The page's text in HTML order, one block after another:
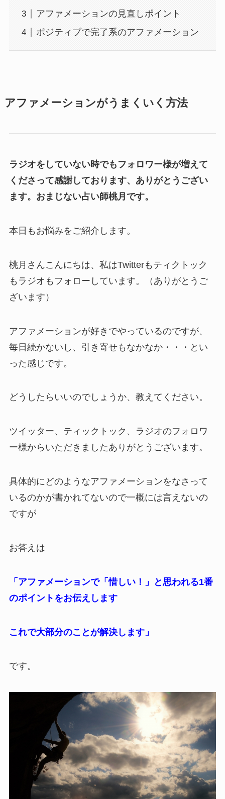
アファメーションの見直しポイント
ポジティブで完了系のアファメーション
アファメーションがうまくいく方法
ラジオをしていない時でもフォロワー様が増えて
くださって感謝しております、ありがとうござい
ます。おまじない占い師桃月です。
本日もお悩みをご紹介します。
桃月さんこんにちは、私はTwitterもティクトック
もラジオもフォローしています。（ありがとうご
ざいます）
アファメーションが好きでやっているのですが、
毎日続かないし、引き寄せもなかなか・・・とい
った感じです。
どうしたらいいのでしょうか、教えてください。
ツイッター、ティックトック、ラジオのフォロワ
ー様からいただきましたありがとうございます。
具体的にどのようなアファメーションをなさって
いるのかが書かれてないので一概には言えないの
ですが
お答えは
「アファメーションで「惜しい！」と思われる1番
のポイントをお伝えします
これで大部分のことが解決します」
です。